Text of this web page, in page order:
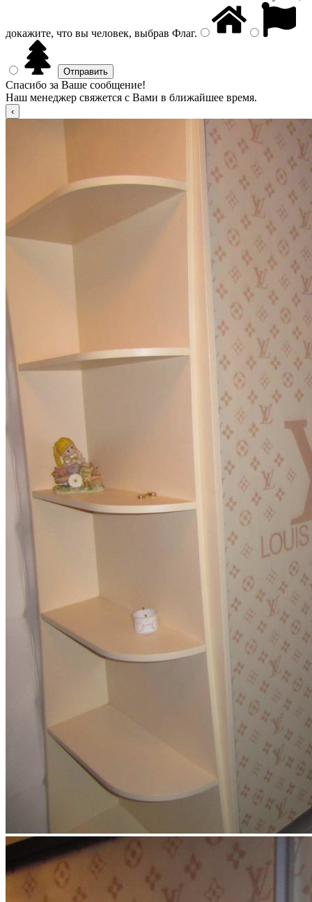
докажите, что вы человек, выбрав Флаг.
Спасибо за Ваше сообщение!
Наш менеджер свяжется с Вами в ближайшее время.